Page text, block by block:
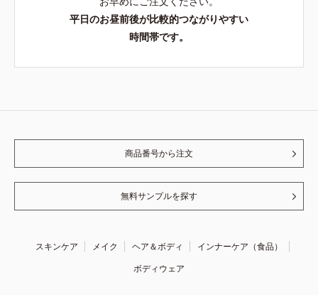
平日のお昼前後が比較的つながりやすい
時間帯です。
商品番号から注文
無料サンプルを探す
スキンケア メイク ヘア＆ボディ
インナーケア（食品）
ボディウェア